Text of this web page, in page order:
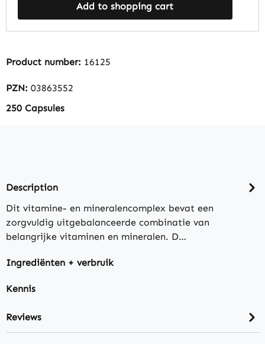
Add to shopping cart
Product number: 16125
PZN: 03863552
250 Capsules
Description
Dit vitamine- en mineralencomplex bevat een
zorgvuldig uitgebalanceerde combinatie van
belangrijke vitaminen en mineralen. D…
Ingrediënten + verbruik
Kennis
Reviews